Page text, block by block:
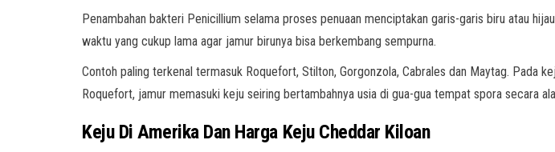
Penambahan bakteri Penicillium selama proses penuaan menciptakan garis-garis biru atau
waktu yang cukup lama agar jamur birunya bisa berkembang sempurna.
Contoh paling terkenal termasuk Roquefort, Stilton, Gorgonzola, Cabrales dan Maytag. Pada
Roquefort, jamur memasuki keju seiring bertambahnya usia di gua-gua tempat spora secara
Keju Di Amerika Dan Harga Keju Cheddar Kiloan